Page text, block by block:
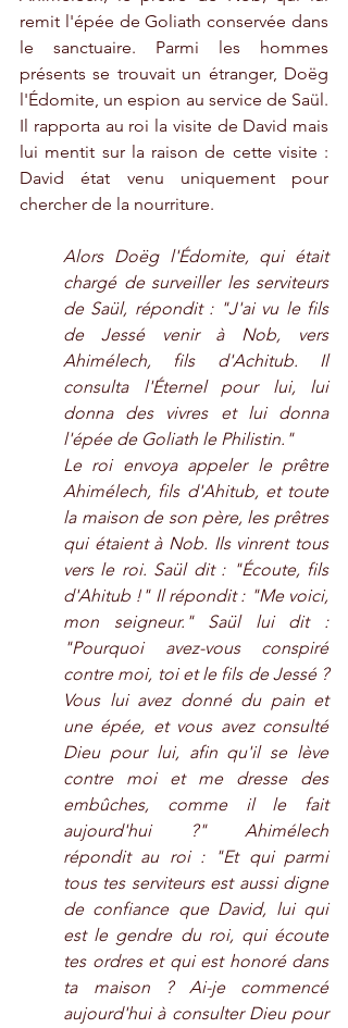
remit l'épée de Goliath conservée dans
le sanctuaire. Parmi les hommes
présents se trouvait un étranger, Doëg
l'Édomite, un espion au service de Saül.
Il rapporta au roi la visite de David mais
lui mentit sur la raison de cette visite :
David état venu uniquement pour
chercher de la nourriture.
Alors Doëg l'Édomite, qui était
chargé de surveiller les serviteurs
de Saül, répondit : "J'ai vu le fils
de Jessé venir à Nob, vers
Ahimélech, fils d'Achitub. Il
consulta l'Éternel pour lui, lui
donna des vivres et lui donna
l'épée de Goliath le Philistin."
Le roi envoya appeler le prêtre
Ahimélech, fils d'Ahitub, et toute
la maison de son père, les prêtres
qui étaient à Nob. Ils vinrent tous
vers le roi. Saül dit : "Écoute, fils
d'Ahitub !" Il répondit : "Me voici,
mon seigneur." Saül lui dit :
"Pourquoi avez-vous conspiré
contre moi, toi et le fils de Jessé ?
Vous lui avez donné du pain et
une épée, et vous avez consulté
Dieu pour lui, afin qu'il se lève
contre moi et me dresse des
embûches, comme il le fait
aujourd'hui ?" Ahimélech
répondit au roi : "Et qui parmi
tous tes serviteurs est aussi digne
de confiance que David, lui qui
est le gendre du roi, qui écoute
tes ordres et qui est honoré dans
ta maison ? Ai-je commencé
aujourd'hui à consulter Dieu pour